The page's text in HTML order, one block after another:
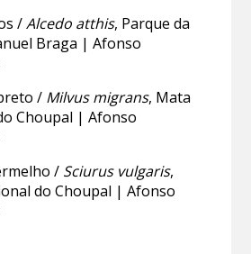
/Alcedo atthis, Parque da
Braga | Afonso
/ Milvus migrans, Mata
Choupal | Afonso
/ Sciurus vulgaris,
do Choupal | Afonso